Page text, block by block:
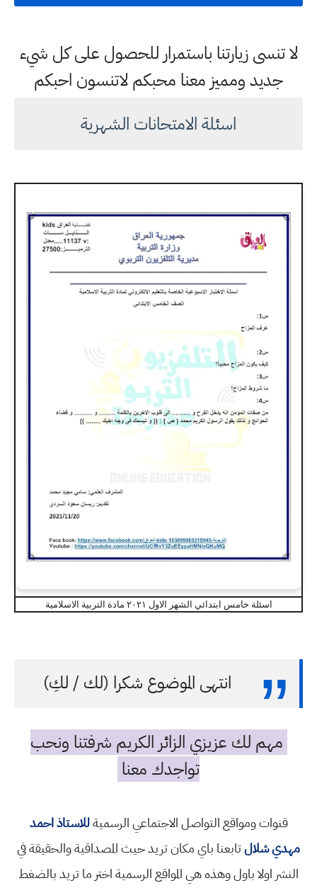
لا تنسى زيارتنا باستمرار للحصول على كل شيء
جديد ومميز معنا محبكم لاتنسون احبكم
اسئلة الامتحانات الشهرية
اسئلة خامس ابتدائي الشهر الاول ٢٠٢١ مادة التربية الاسلامية
انتهى الموضوع شكرا (لك / لكِ)
مهم لك عزيزي الزائر الكريم شرفتنا ونحب
تواجدك معنا
قنوات ومواقع التواصل الاجتماعي الرسميةللاستاذ احمد
مهدي شلالتابعنا باي مكان تريد حيث المصداقية والحقيقة في
النشر اولا باول وهذه هي المواقع الرسمية اختر ما تريد بالضغط